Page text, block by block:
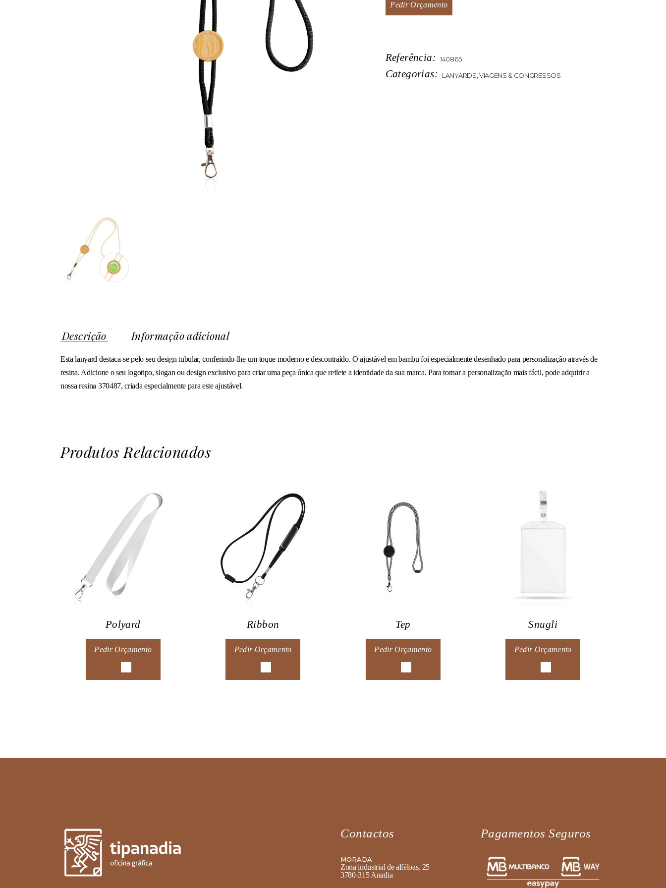
Pedir Orçamento
Referência: 140865
Categorias: LANYARDS VIAGENS & CONGRESSOS
Descrição Informação adicional
Esta lanyard destaca-se pelo seu design tubular, conferindo-lhe um toque moderno e descontraído. O ajustável em bambu foi especialmente desenhado para personalização através de
resina. Adicione o seu logotipo, slogan ou design exclusivo para criar uma peça única que reflete a identidade da sua marca. Para tornar a personalização mais fácil, pode adquirir a
nossa resina 370487, criada especialmente para este ajustável.
Produtos Relacionados
Polyard
Pedir Orçamento
Ribbon
Pedir Orçamento
Tep
Pedir Orçamento
Snugli
Pedir Orçamento
Contactos
MORADA
Zona industrial de alféloas, 25
3780-315 Anadia
Pagamentos Seguros